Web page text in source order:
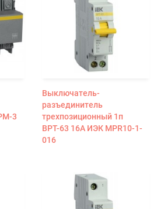
3
Выключатель-
разъединитель
трехпозиционный 1п
ВРТ-63 16А ИЭК MPR10-1-
016